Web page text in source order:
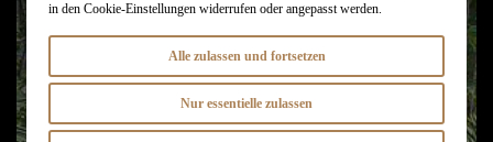
in den Cookie-Einstellungen widerrufen oder angepasst werden.
Alle zulassen und fortsetzen
Nur essentielle zulassen